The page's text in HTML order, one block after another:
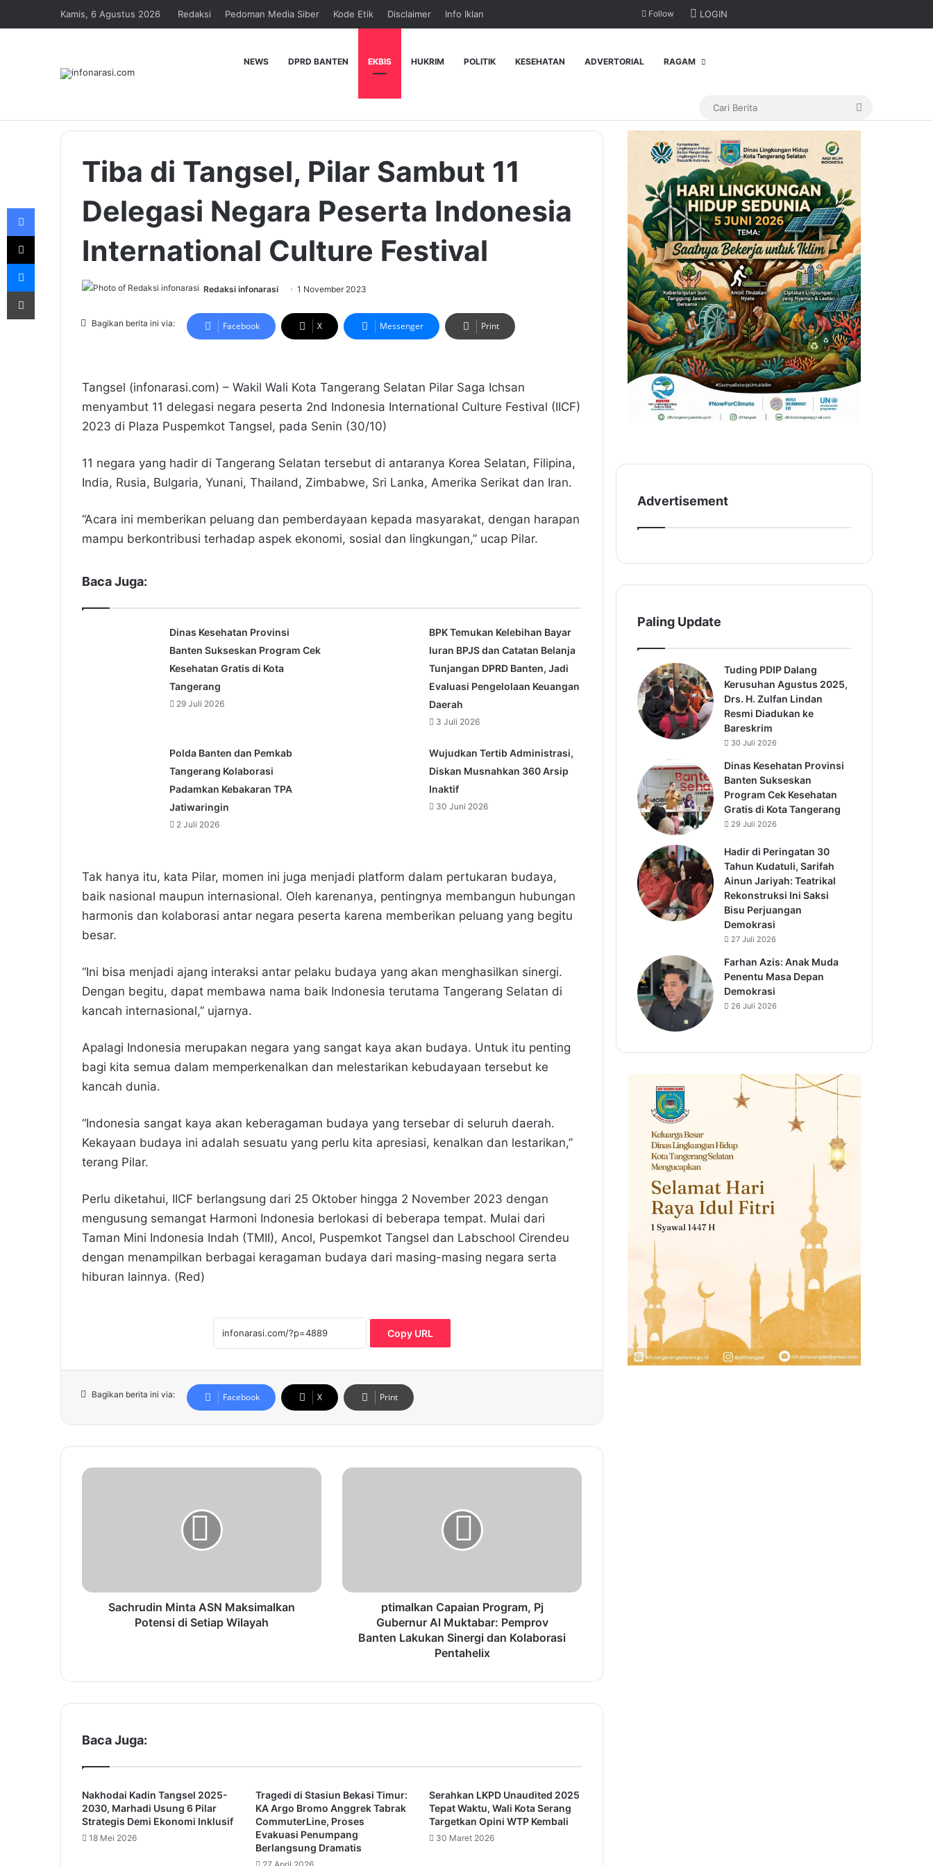
Kamis, 6 Agustus 2026 Redaksi Pedoman Media Siber Kode Etik Disclaimer Info Iklan Follow LOGIN
NEWS DPRD BANTEN EKBIS HUKRIM POLITIK KESEHATAN ADVERTORIAL RAGAM
Tiba di Tangsel, Pilar Sambut 11
Delegasi Negara Peserta Indonesia
International Culture Festival
Redaksi infonarasi 1 November 2023
Bagikan berita ini via: Facebook X Messenger Print
Tangsel (infonarasi.com) – Wakil Wali Kota Tangerang Selatan Pilar Saga Ichsan
menyambut 11 delegasi negara peserta 2nd Indonesia International Culture Festival (IICF)
2023 di Plaza Puspemkot Tangsel, pada Senin (30/10)
11 negara yang hadir di Tangerang Selatan tersebut di antaranya Korea Selatan, Filipina,
India, Rusia, Bulgaria, Yunani, Thailand, Zimbabwe, Sri Lanka, Amerika Serikat dan Iran.
“Acara ini memberikan peluang dan pemberdayaan kepada masyarakat, dengan harapan
mampu berkontribusi terhadap aspek ekonomi, sosial dan lingkungan,” ucap Pilar.
Baca Juga:
Dinas Kesehatan Provinsi
Banten Sukseskan Program Cek
Kesehatan Gratis di Kota
Tangerang
29 Juli 2026
BPK Temukan Kelebihan Bayar
Iuran BPJS dan Catatan Belanja
Tunjangan DPRD Banten, Jadi
Evaluasi Pengelolaan Keuangan
Daerah
3 Juli 2026
Polda Banten dan Pemkab
Tangerang Kolaborasi
Padamkan Kebakaran TPA
Jatiwaringin
2 Juli 2026
Wujudkan Tertib Administrasi,
Diskan Musnahkan 360 Arsip
Inaktif
30 Juni 2026
Tak hanya itu, kata Pilar, momen ini juga menjadi platform dalam pertukaran budaya,
baik nasional maupun internasional. Oleh karenanya, pentingnya membangun hubungan
harmonis dan kolaborasi antar negara peserta karena memberikan peluang yang begitu
besar.
“Ini bisa menjadi ajang interaksi antar pelaku budaya yang akan menghasilkan sinergi.
Dengan begitu, dapat membawa nama baik Indonesia terutama Tangerang Selatan di
kancah internasional,” ujarnya.
Apalagi Indonesia merupakan negara yang sangat kaya akan budaya. Untuk itu penting
bagi kita semua dalam memperkenalkan dan melestarikan kebudayaan tersebut ke
kancah dunia.
“Indonesia sangat kaya akan keberagaman budaya yang tersebar di seluruh daerah.
Kekayaan budaya ini adalah sesuatu yang perlu kita apresiasi, kenalkan dan lestarikan,”
terang Pilar.
Perlu diketahui, IICF berlangsung dari 25 Oktober hingga 2 November 2023 dengan
mengusung semangat Harmoni Indonesia berlokasi di beberapa tempat. Mulai dari
Taman Mini Indonesia Indah (TMII), Ancol, Puspemkot Tangsel dan Labschool Cirendeu
dengan menampilkan berbagai keragaman budaya dari masing-masing negara serta
hiburan lainnya. (Red)
Copy URL
Bagikan berita ini via: Facebook X Print
S
n
a
s
m
a
l
k
Sachrudin Minta ASN Maksimalkan
Potensi di Setiap Wilayah
p
n
r
m
,
P
j
G
ptimalkan Capaian Program, Pj
Gubernur Al Muktabar: Pemprov
Banten Lakukan Sinergi dan Kolaborasi
Pentahelix
Baca Juga:
Nakhodai Kadin Tangsel 2025-
2030, Marhadi Usung 6 Pilar
Strategis Demi Ekonomi Inklusif
18 Mei 2026
Tragedi di Stasiun Bekasi Timur:
KA Argo Bromo Anggrek Tabrak
CommuterLine, Proses
Evakuasi Penumpang
Berlangsung Dramatis
Serahkan LKPD Unaudited 2025
Tepat Waktu, Wali Kota Serang
Targetkan Opini WTP Kembali
30 Maret 2026
Advertisement
Paling Update
Tuding PDIP Dalang
Kerusuhan Agustus 2025,
Drs. H. Zulfan Lindan
Resmi Diadukan ke
Bareskrim
30 Juli 2026
Dinas Kesehatan Provinsi
Banten Sukseskan
Program Cek Kesehatan
Gratis di Kota Tangerang
29 Juli 2026
Hadir di Peringatan 30
Tahun Kudatuli, Sarifah
Ainun Jariyah: Teatrikal
Rekonstruksi Ini Saksi
Bisu Perjuangan
Demokrasi
27 Juli 2026
Farhan Azis: Anak Muda
Penentu Masa Depan
Demokrasi
26 Juli 2026
Messenger